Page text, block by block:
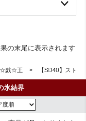
の末尾に表示されます
☆戯☆王 【SD40】スト
氷結界